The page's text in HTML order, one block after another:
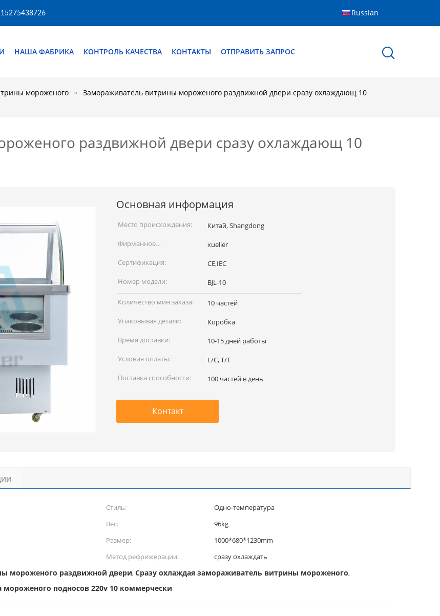
Russian
НАША ФАБРИКА КОНТРОЛЬ КАЧЕСТВА КОНТАКТЫ ОТПРАВИТЬ ЗАПРОС
мороженого
Замораживатель витрины мороженого раздвижной двери сразу охлаждающ 10
раздвижной двери сразу охлаждающ 10
Основная информация
Место происхождения:
Китай, Shangdong
Фирменное
наименование:
xuelier
Сертификация:
CE,IEC
Номер модели:
BJL-10
Количество мин заказа:
10 частей
Упаковывая детали:
Коробка
Время доставки:
10-15 дней работы
Условия оплаты:
L/C, T/T
Поставка способности:
100 частей в день
Контакт
Стиль:
Одно-температура
Вес:
96kg
Размер:
1000*680*1230mm
Метод рефрижерации:
сразу охлаждать
мороженого раздвижной двери,Сразу охлаждая замораживатель витрины мороженого,
подносов 220v 10 коммерчески